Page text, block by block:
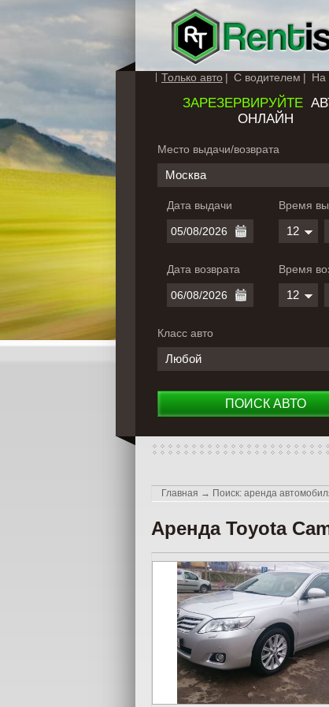
Только авто С водителем На
ЗАРЕЗЕРВИРУЙТЕ
ОНЛАЙН
Место выдачи/возврата
Москва
Дата выдачи
Дата возврата
Время
12
Время
12
Класс авто
Любой
ПОИСК АВТО
Главная → Поиск: аренда
Аренда Toyota